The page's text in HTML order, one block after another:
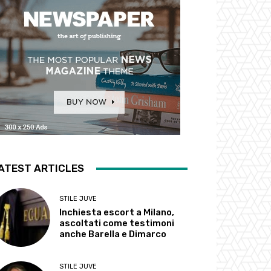
ARTICLES
STILE JUVE
Inchiesta escort a Milano,
ascoltati come testimoni
anche Barella e Dimarco
STILE JUVE